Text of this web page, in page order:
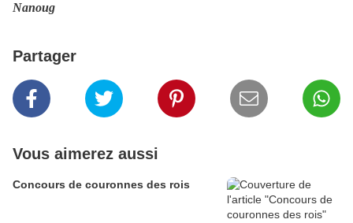
Nanoug
Partager
Vous aimerez aussi
Concours de couronnes des rois